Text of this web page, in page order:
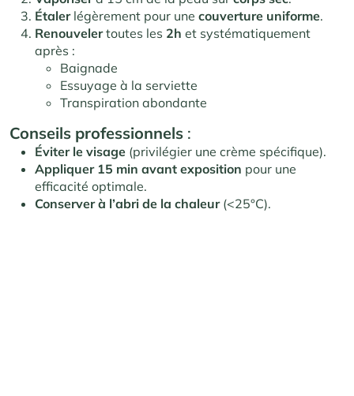
Étalerlégèrement pour une couverture uniforme.
Renouvelertoutes les 2h et systématiquement
après :
Baignade
Essuyage à la serviette
Transpiration abondante
Conseils professionnels :
Éviter le visage (privilégier une crème spécifique).
Appliquer 15 min avant exposition pour une
efficacité optimale.
Conserver à l’abri de la chaleur(<25°C).